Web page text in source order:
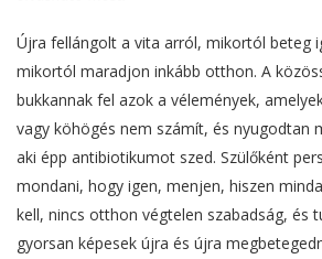
Újra fellángolt a vita arról, mikortól beteg
mikortól maradjon inkább otthon. A
bukkannak fel azok a vélemények,
vagy köhögés nem számít, és nyugodtan
aki épp antibiotikumot szed. Szülőként
mondani, hogy igen, menjen, hiszen
kell, nincs otthon végtelen szabadság, és
gyorsan képesek újra és újra